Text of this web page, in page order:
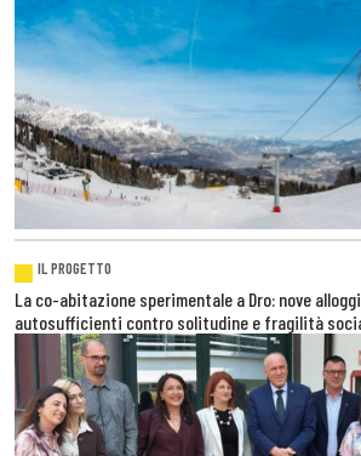
IL PROGETTO
La co-abitazione sperimentale a Dro: nove
autosufficienti contro solitudine e fragilità